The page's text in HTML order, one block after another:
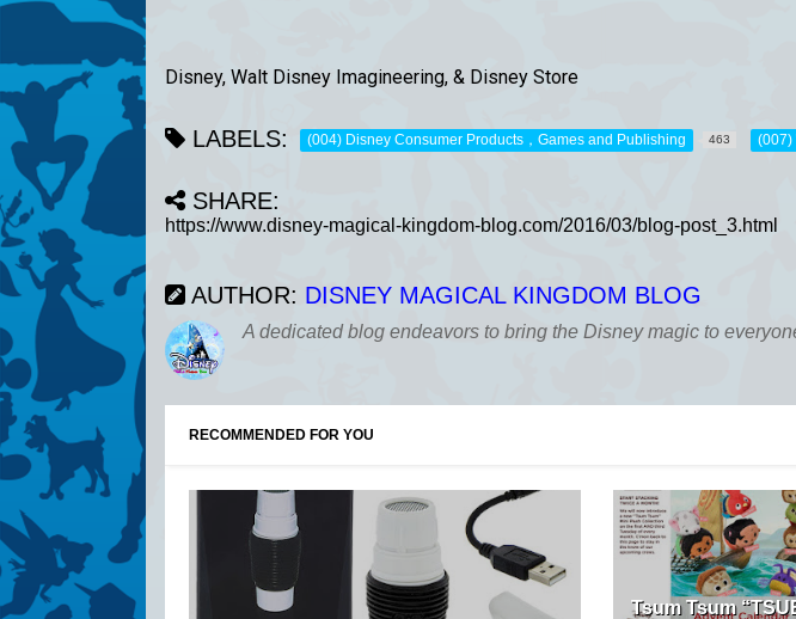
Disney, Walt Disney Imagineering, & Disney Store
LABELS: (004) Disney Consumer Products，Games and Publishing 463 (007)
SHARE:
AUTHOR: DISNEY MAGICAL KINGDOM BLOG
A dedicated blog endeavors to bring the Disney magic to
RECOMMENDED FOR YOU
Tsum Tsum